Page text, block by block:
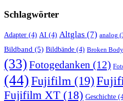
Schlagwörter
Adapter (4) AI (4) Altglas (7) analog
Bildband (5) Bildbände (4) Broken Body
(33) Fotogedanken (12)
(44)Fujifilm (19)
Fujifilm XT (18) Geschichte